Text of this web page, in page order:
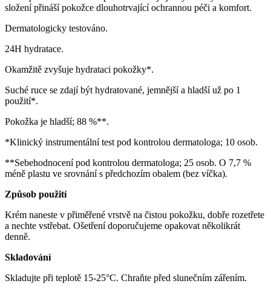
složení přináší pokožce dlouhotrvající ochrannou péči a komfort.
Dermatologicky testováno.
24H hydratace.
Okamžitě zvyšuje hydrataci pokožky*.
Suché ruce se zdají být hydratované, jemnější a hladší už po 1
použití*.
Pokožka je hladší; 88 %**.
*Klinický instrumentální test pod kontrolou dermatologa; 10 osob.
**Sebehodnocení pod kontrolou dermatologa; 25 osob. O 7,7 %
méně plastu ve srovnání s předchozím obalem (bez víčka).
Způsob použití
Krém naneste v přiměřené vrstvě na čistou pokožku, dobře rozetřete
a nechte vstřebat. Ošetření doporučujeme opakovat několikrát
denně.
Skladování
Skladujte při teplotě 15-25°C. Chraňte před slunečním zářením.